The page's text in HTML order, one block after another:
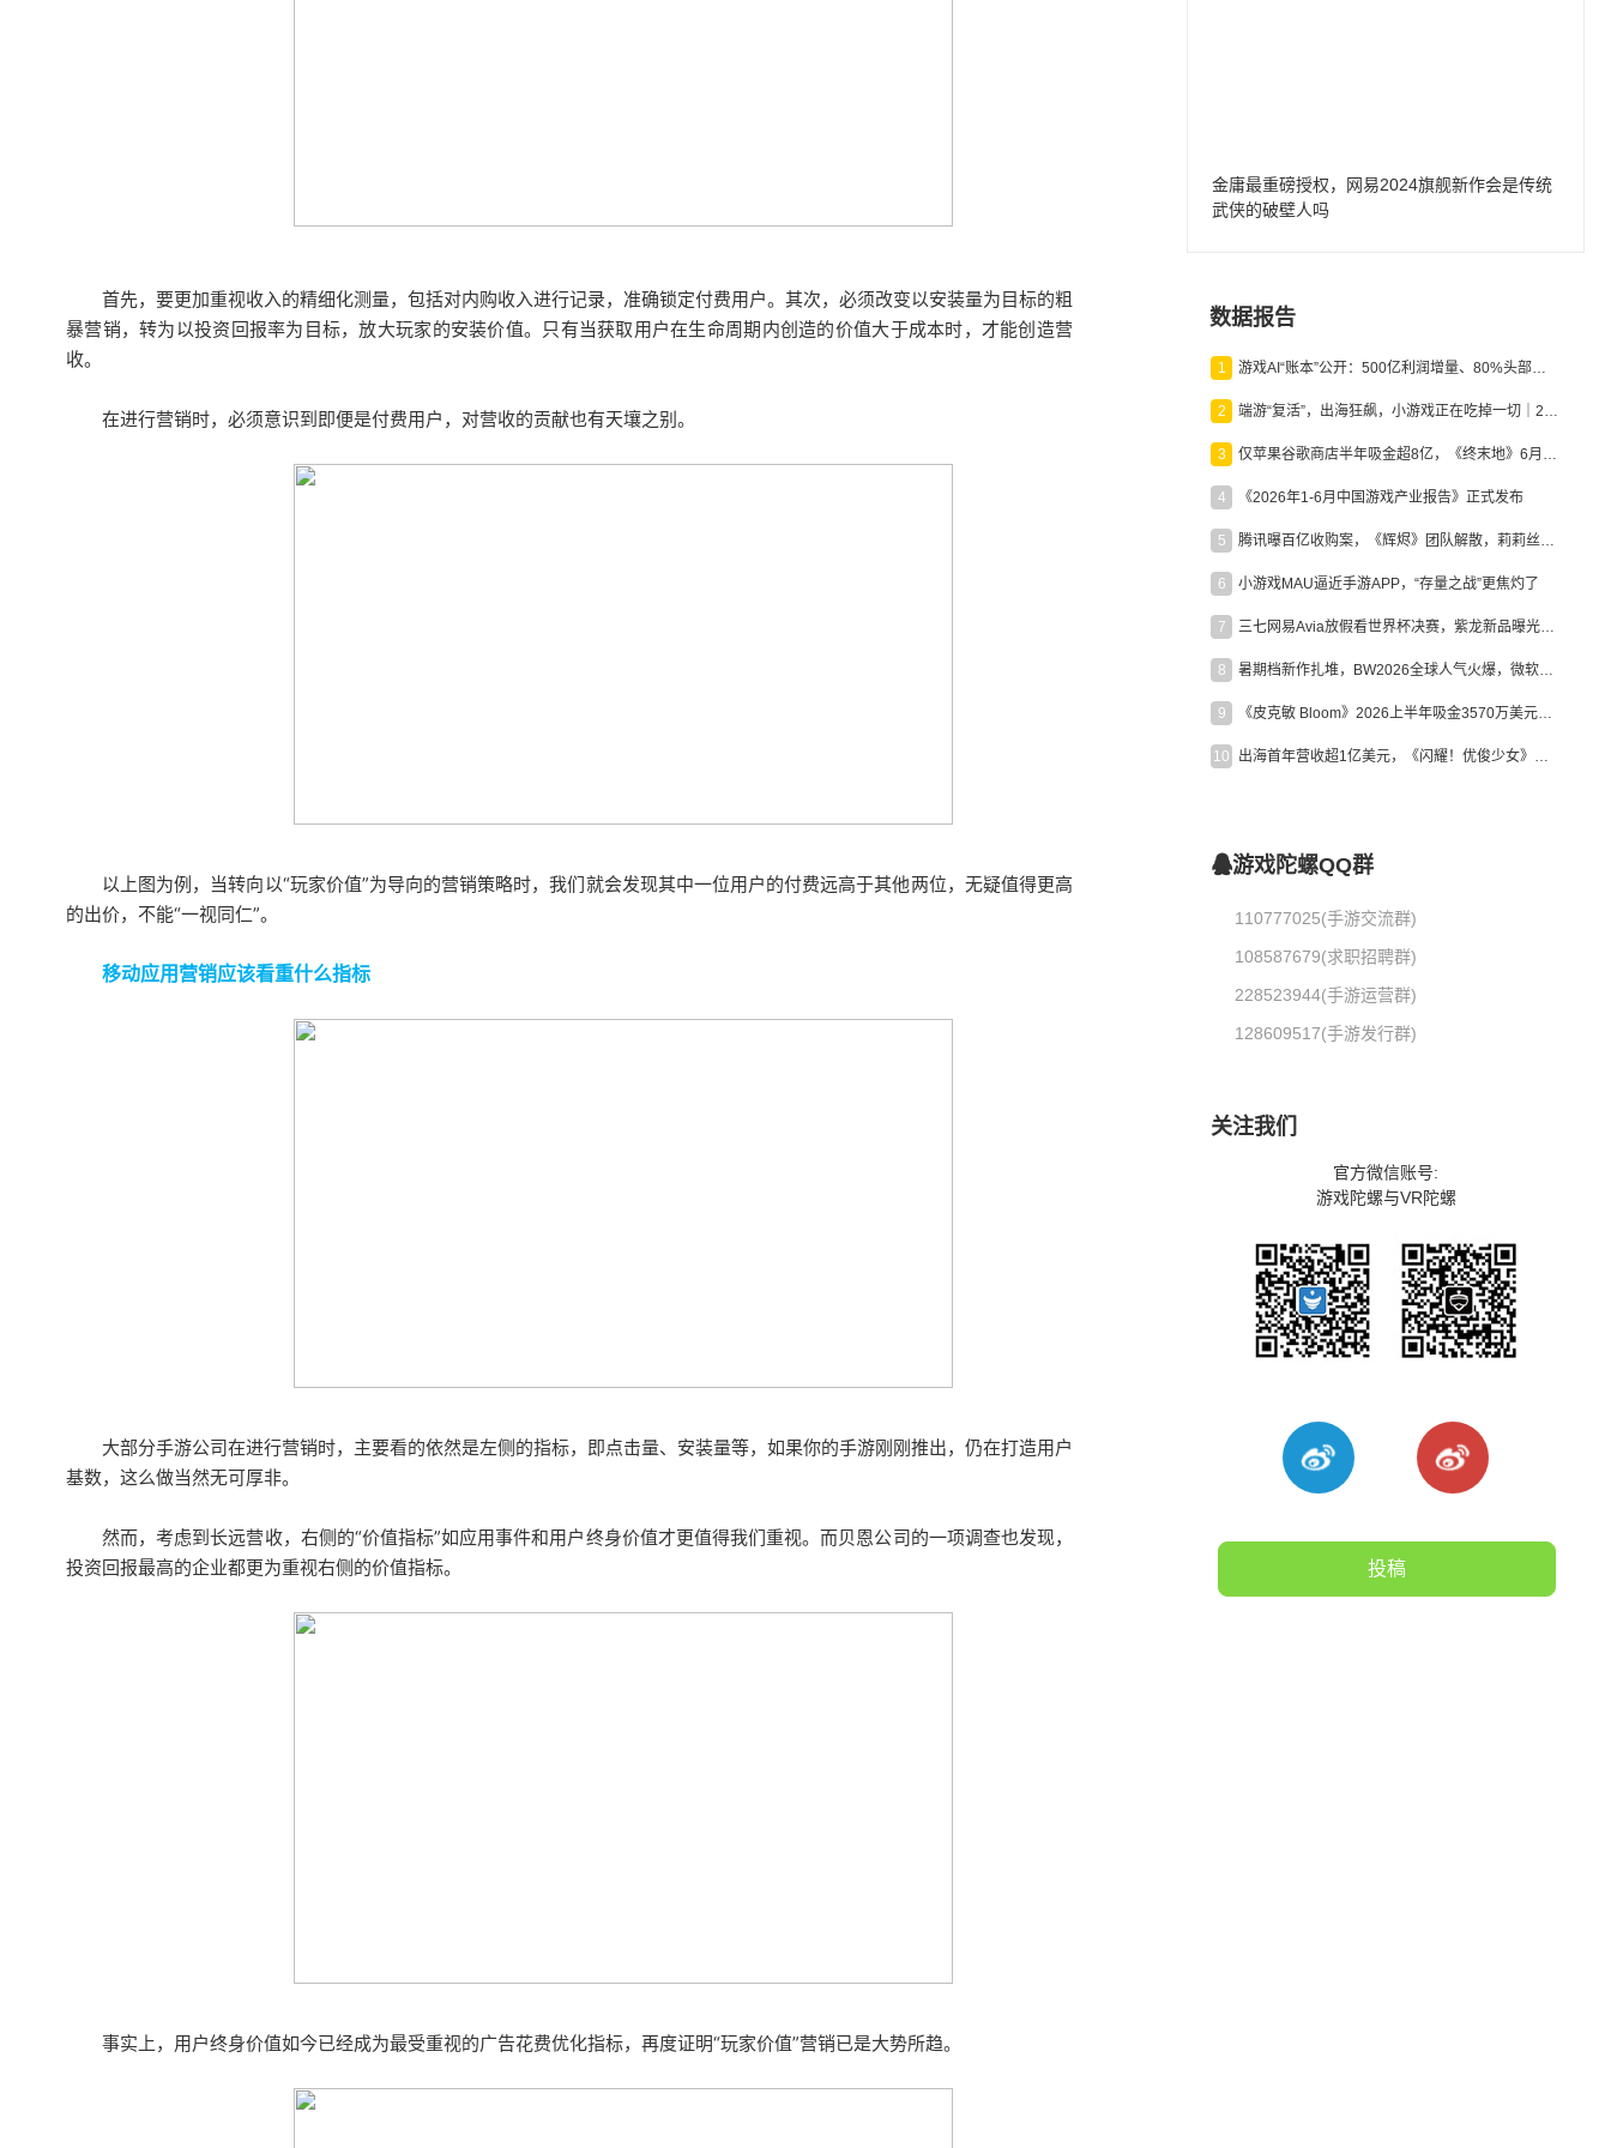
首先，要更加重视收入的精细化测量，包括对内购收入进行记录，准确锁定付费用户。 其次，必须改变以安装量为目标的粗
暴营销，转为以投资回报率为目标，放大玩家的安装价值。 只有当获取用户在生命周期内创造的价值大于成本时，才能创造营
收。
在进行营销时，必须意识到即便是付费用户，对营收的贡献也有天壤之别。
以上图为例，当转向以“玩家价值”为导向的营销策略时，我们就会发现其中一位用户的付费远高于其他两位，无疑值得更高
的出价，不能“一视同仁”。
移动应用营销应该看重什么指标
大部分手游公司在进行营销时，主要看的依然是左侧的指标，即点击量、安装量等，如果你的手游刚刚推出，仍在打造用户
基数，这么做当然无可厚非。
然而，考虑到长远营收，右侧的“价值指标”如应用事件和用户终身价值才更值得我们重视。而贝恩公司的一项调查也发现，
投资回报最高的企业都更为重视右侧的价值指标。
事实上，用户终身价值如今已经成为最受重视的广告花费优化指标，再度证明“玩家价值”营销已是大势所趋。
金庸最重磅授权，网易2024旗舰新作会是传统
武侠的破壁人吗
数据报告
1 游戏AI“账本”公开：500亿利润增量、80%头部入局，谁在闷声发财？
2 端游“复活”，出海狂飙，小游戏正在吃掉一切｜2026上半年产业报告
3 仅苹果谷歌商店半年吸金超8亿，《终末地》6月份收入显著回暖
4 《2026年1-6月中国游戏产业报告》正式发布
5 腾讯曝百亿收购案，《辉烬》团队解散，莉莉丝新作曝光｜陀螺周报
6 小游戏MAU逼近手游APP，“存量之战”更焦灼了
7 三七网易Avia放假看世界杯决赛，紫龙新品曝光，米哈游新作上线 | 陀螺周报
8 暑期档新作扎堆，BW2026全球人气火爆，微软XBOX大裁员|陀螺周报
9 《皮克敏 Bloom》2026上半年吸金3570万美元，中国台湾成最大市场
10 出海首年营收超1亿美元，《闪耀！优俊少女》美国市场占比达七成
游戏陀螺QQ群
110777025(手游交流群)
108587679(求职招聘群)
228523944(手游运营群)
128609517(手游发行群)
关注我们
官方微信账号:
游戏陀螺与VR陀螺
投稿